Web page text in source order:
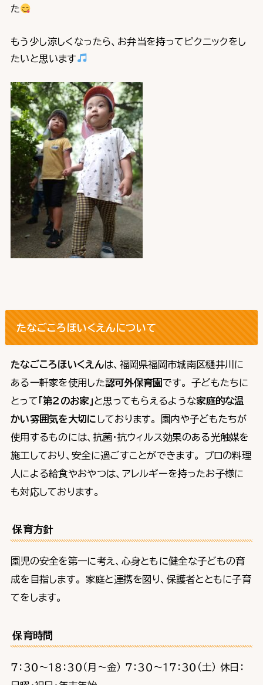
た
もう少し涼しくなったら、お弁当を持ってピクニックをし
たいと思います
たなごころほいくえんについて
たなごころほいくえんは、福岡県福岡市城南区樋井川に
ある一軒家を使用した認可外保育園です。 子どもたちに
とって 「第２のお家」と思ってもらえるような家庭的な温
かい雰囲気を大切に しております。 園内や子どもたちが
使用するものには、抗菌・抗ウィルス効果のある光触媒を
施工しており、安全に過ごすことができます。 プロの料理
人による給食やおやつは、アレルギーを持ったお子様に
も対応しております。
保育方針
園児の安全を第一に考え、心身ともに健全な子どもの育
成を目指します。 家庭と連携を図り、保護者とともに子育
てをします。
保育時間
７：３０～１８：３０（月～金） ７：３０～１７：３０（土） 休日：